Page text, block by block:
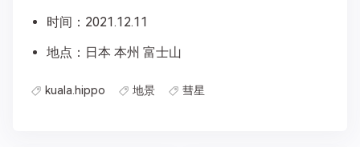
时间：2021.12.11
地点：日本 本州 富士山
kuala.hippo 地景 彗星